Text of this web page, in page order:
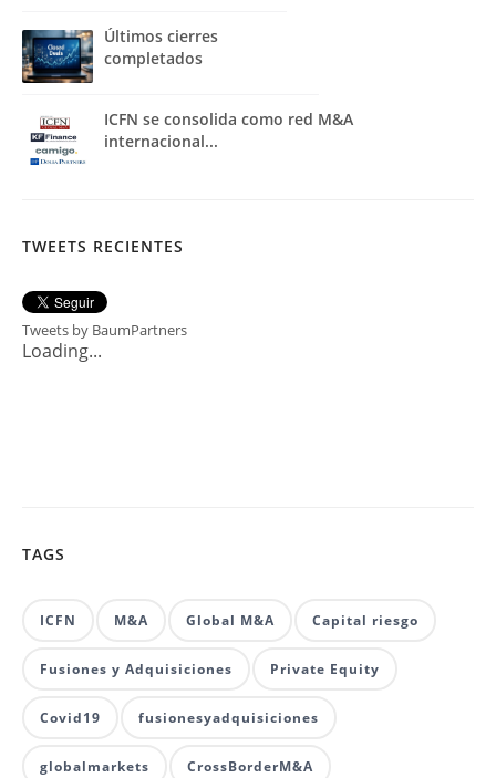
Últimos cierres
completados
ICFN se consolida como red M&A
internacional...
TWEETS RECIENTES
Tweets by BaumPartners
Loading...
TAGS
ICFN M&A Global M&A Capital riesgo
Fusiones y Adquisiciones Private Equity
Covid19 fusionesyadquisiciones
globalmarkets CrossBorderM&A